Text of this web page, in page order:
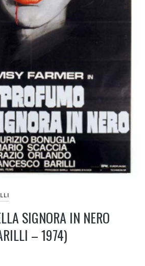
SIGNORA IN NERO
– 1974)